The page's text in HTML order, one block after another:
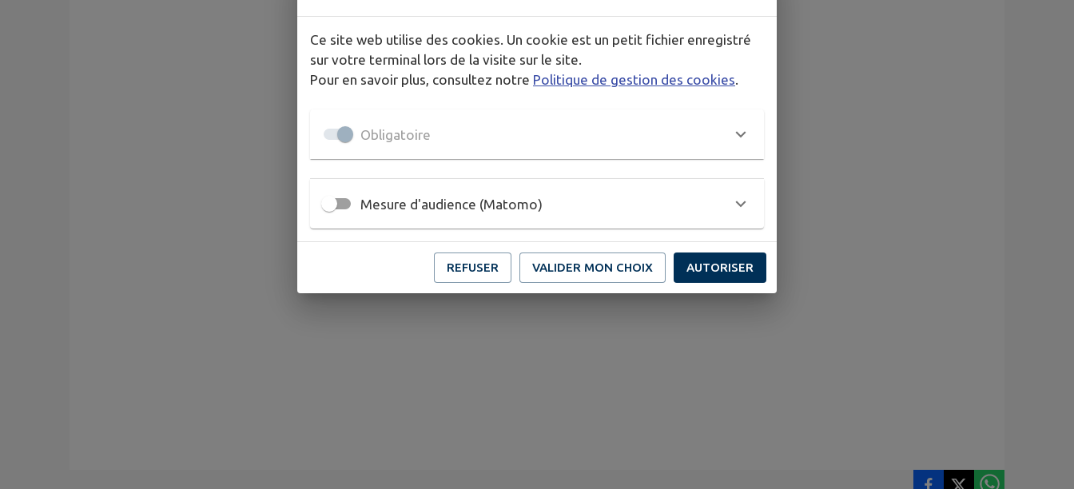
Ce site web utilise des cookies. Un cookie est un petit fichier enregistré
sur votre terminal lors de la visite sur le site.
Pour en savoir plus, consultez notre Politique de gestion des cookies.
Obligatoire
Mesure d'audience (Matomo)
REFUSER VALIDER MON CHOIX AUTORISER